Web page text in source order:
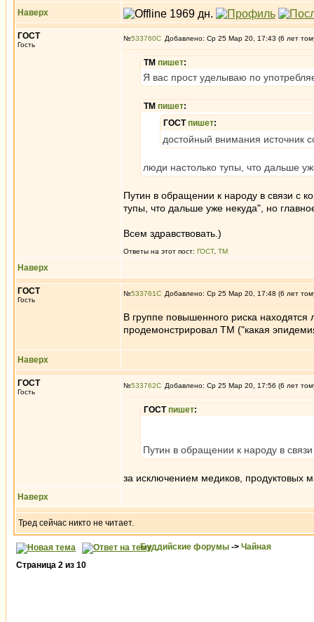
Наверх
ГОСТ
Гость
№533760 Добавлено: Ср 25 Мар 20, 17:43 (6 лет
ТМ пишет:
Я вас прост уделываю по
ТМ пишет:
ГОСТпишет:
достойный внимания источник
люди настолько тупы, что дальше
Путин в обращении к народу в связи с
тупы, что дальше уже некуда", но
Всем здравствовать.)
Ответы на этот пост: ГОСТ, ТМ
Наверх
ГОСТ
Гость
№533761 Добавлено: Ср 25 Мар 20, 17:48 (6 лет
В группе повышенного риска
продемонстрировал ТМ ("какая
Наверх
ГОСТ
Гость
№533762 Добавлено: Ср 25 Мар 20, 17:56 (6 лет
ГОСТпишет:
Путин в обращении к народу в
за исключением медиков, продуктовых
Наверх
Тред сейчас никто не читает.
Буддийские форумы -> Чайная
Страница 2 из 10